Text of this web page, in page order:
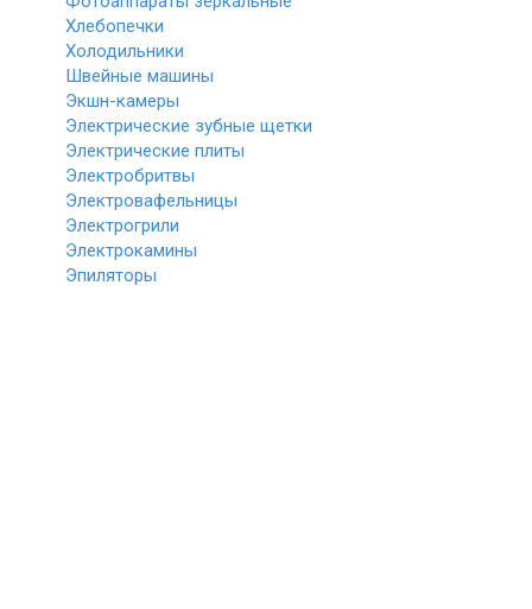
Хлебопечки
Холодильники
Швейные машины
Экшн-камеры
Электрические зубные щетки
Электрические плиты
Электробритвы
Электровафельницы
Электрогрили
Электрокамины
Эпиляторы